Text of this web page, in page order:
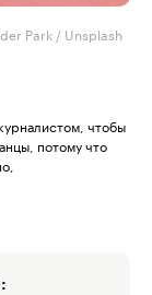
Park / Unsplash
чтобы
потому что